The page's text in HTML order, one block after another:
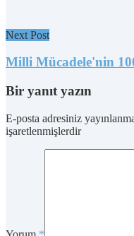
Next Post
Milli Mücadele'nin
Bir yanıt yazın
E-posta adresiniz
işaretlenmişlerdir